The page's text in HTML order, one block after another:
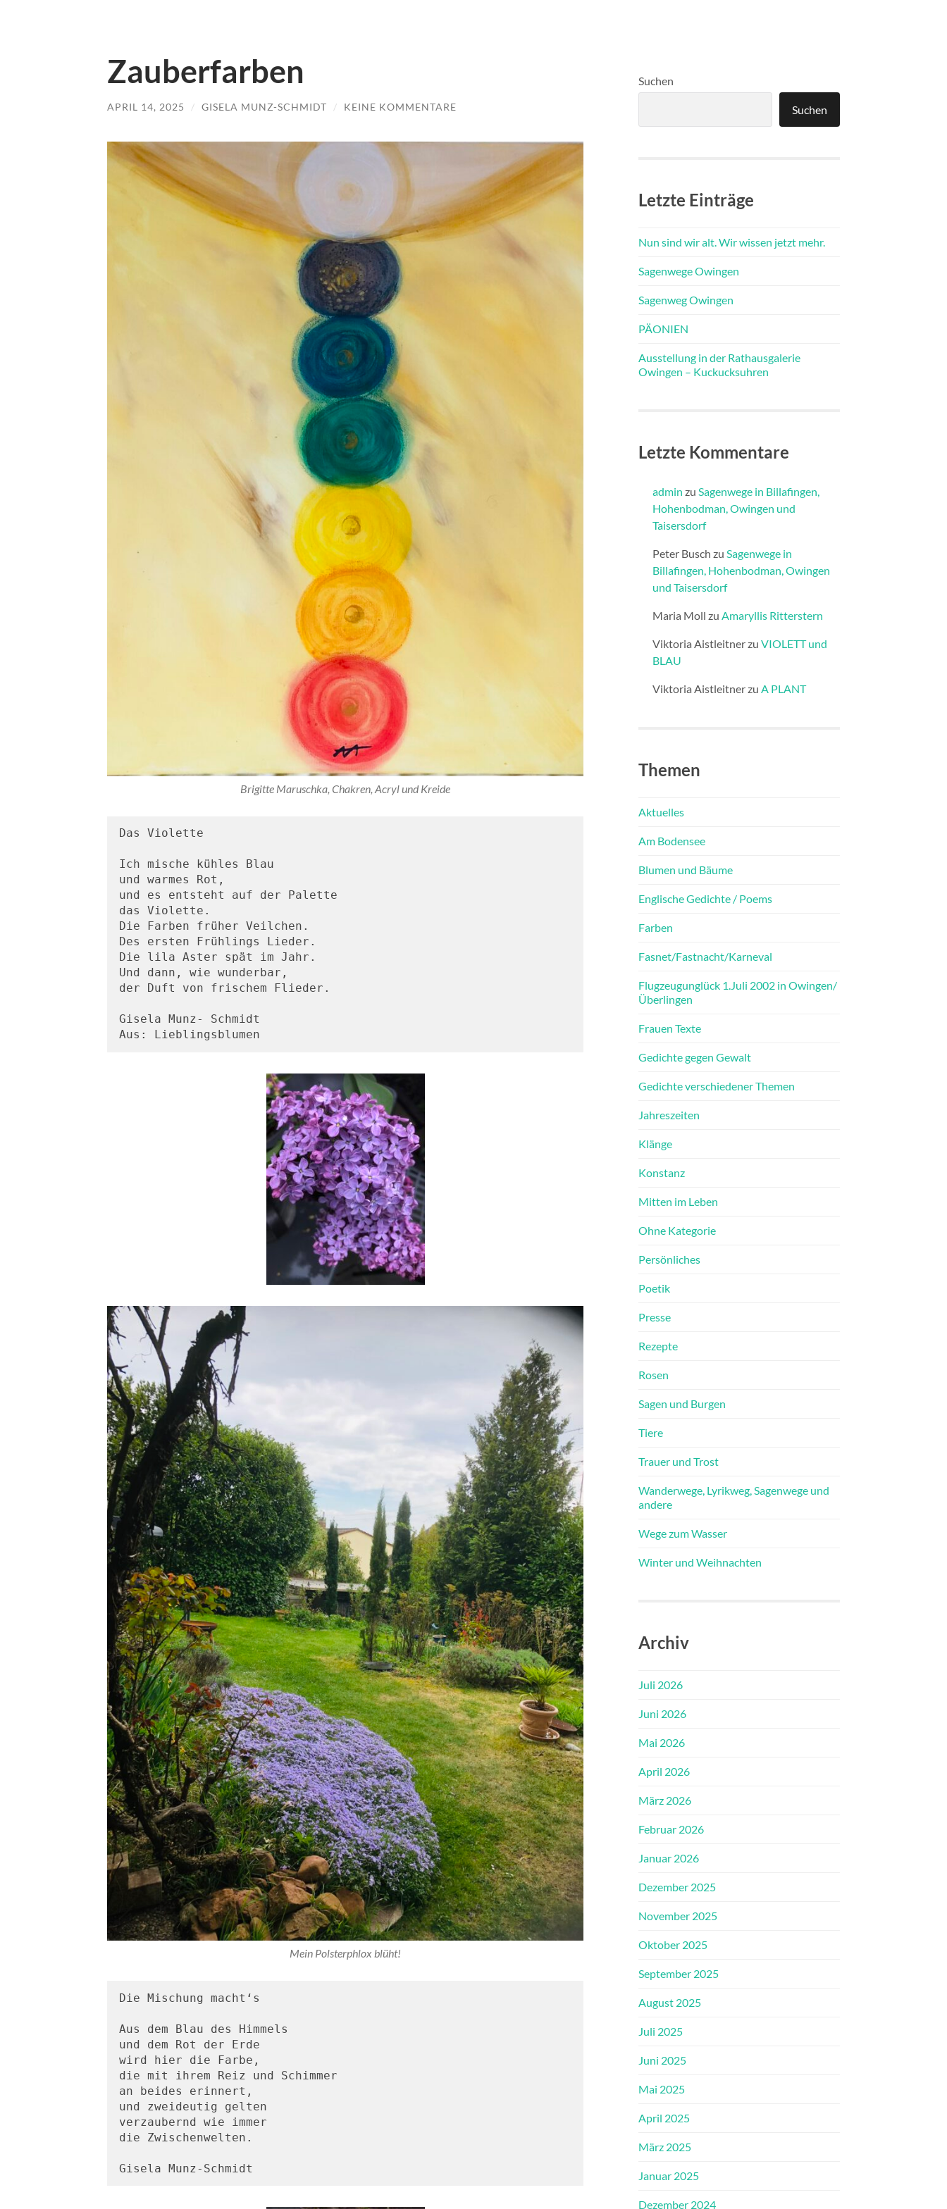
Zauberfarben
APRIL 14, 2025 / GISELA MUNZ-SCHMIDT / KEINE KOMMENTARE
Brigitte Maruschka, Chakren, Acryl und Kreide
Das Violette
Ich mische kühles Blau
und warmes Rot,
und es entsteht auf der Palette
das Violette.
Die Farben früher Veilchen.
Des ersten Frühlings Lieder.
Die lila Aster spät im Jahr.
Und dann, wie wunderbar,
der Duft von frischem Flieder.
Gisela Munz- Schmidt
Aus: Lieblingsblumen
Mein Polsterphlox blüht!
Die Mischung macht‘s
Aus dem Blau des Himmels
und dem Rot der Erde
wird hier die Farbe,
die mit ihrem Reiz und Schimmer
an beides erinnert,
und zweideutig gelten
verzaubernd wie immer
die Zwischenwelten.
Gisela Munz-Schmidt
Suchen
Suchen
Letzte Einträge
Nun sind wir alt. Wir wissen jetzt mehr.
Sagenwege Owingen
Sagenweg Owingen
PÄONIEN
Ausstellung in der Rathausgalerie
Owingen – Kuckucksuhren
Letzte Kommentare
admin zu Sagenwege in Billafingen,
Hohenbodman, Owingen und
Taisersdorf
Peter Busch zu Sagenwege in
Billafingen, Hohenbodman, Owingen
und Taisersdorf
Maria Moll zu Amaryllis Ritterstern
Viktoria Aistleitnerzu VIOLETT und
BLAU
Viktoria Aistleitnerzu A PLANT
Themen
Aktuelles
Am Bodensee
Blumen und Bäume
Englische Gedichte / Poems
Farben
Fasnet/Fastnacht/Karneval
Flugzeugunglück 1.Juli 2002 in Owingen/
Überlingen
Frauen Texte
Gedichte gegen Gewalt
Gedichte verschiedener Themen
Jahreszeiten
Klänge
Konstanz
Mitten im Leben
Ohne Kategorie
Persönliches
Poetik
Presse
Rezepte
Rosen
Sagen und Burgen
Tiere
Trauer und Trost
Wanderwege, Lyrikweg, Sagenwege und
andere
Wege zum Wasser
Winter und Weihnachten
Archiv
Juli 2026
Juni 2026
Mai 2026
April 2026
März 2026
Februar 2026
Januar 2026
Dezember 2025
November 2025
Oktober 2025
September 2025
August 2025
Juli 2025
Juni 2025
Mai 2025
April 2025
März 2025
Januar 2025
Dezember 2024